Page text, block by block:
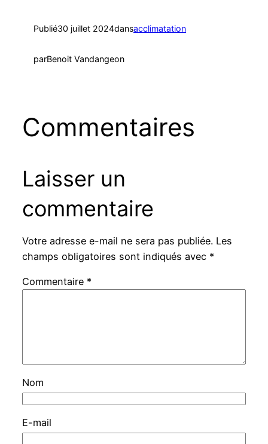
Publié30 juillet 2024dansacclimatation
parBenoit Vandangeon
Commentaires
Laisser un
commentaire
Votre adresse e-mail ne sera pas publiée. Les
champs obligatoires sont indiqués avec *
Commentaire *
Nom
E-mail